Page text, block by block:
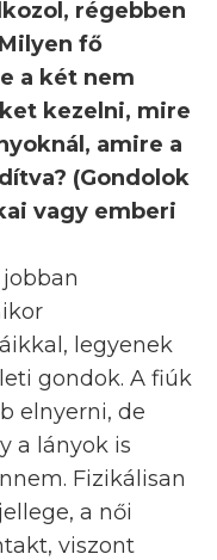
régebben
fő
a két nem
kezelni, mire
amire a
(Gondolok
vagy emberi
legyenek
gondok. A fiúk
elnyerni, de
a lányok is
Fizikálisan
a női
viszont